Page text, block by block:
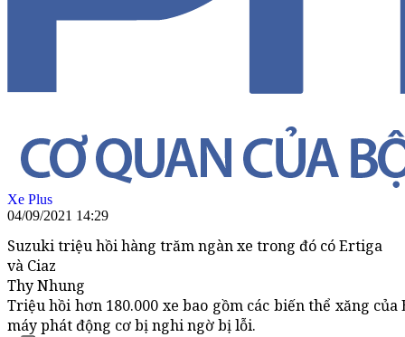
Xe Plus
04/09/2021 14:29
Suzuki triệu hồi hàng trăm ngàn xe trong đó có Ertiga
và Ciaz
Thy Nhung
Triệu hồi hơn 180.000 xe bao gồm các biến thể xăng
máy phát động cơ bị nghi ngờ bị lỗi.